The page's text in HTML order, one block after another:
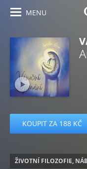
MENU
KOUPIT ZA 188 KČ
ŽIVOTNÍ FILOZOFIE,